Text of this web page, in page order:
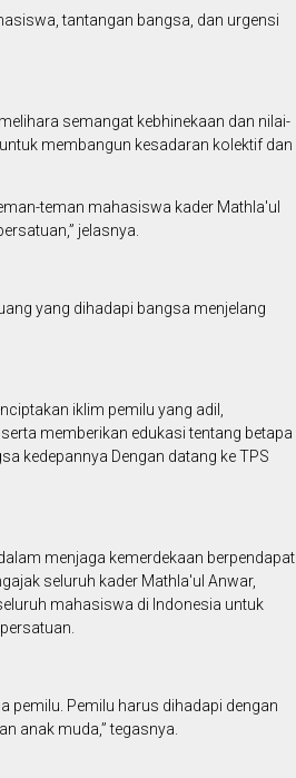
tantangan bangsa, dan urgensi
semangat kebhinekaan dan nilai-
membangun kesadaran kolektif dan
teman mahasiswa kader Mathla'ul
jelasnya.
yang dihadapi bangsa menjelang
iklim pemilu yang adil,
memberikan edukasi tentang betapa
kedepannya Dengan datang ke TPS
menjaga kemerdekaan berpendapat
seluruh kader Mathla'ul Anwar,
mahasiswa di Indonesia untuk
pemilu. Pemilu harus dihadapi dengan
anak muda,” tegasnya.